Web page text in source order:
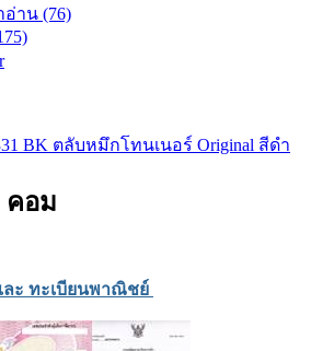
าน (76)
BK ตลับหมึกโทนเนอร์ Original สีดำ
คอม
ละ ทะเบียนพาณิชย์